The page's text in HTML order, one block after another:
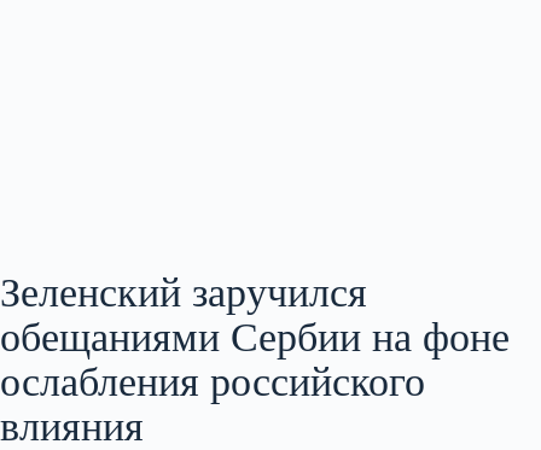
Зеленский заручился
обещаниями Сербии на фоне
ослабления российского
влияния